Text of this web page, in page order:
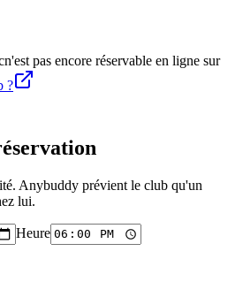
n'est pas encore réservable en ligne sur
?
Anybuddy prévient le club qu'un
lui.
Heure